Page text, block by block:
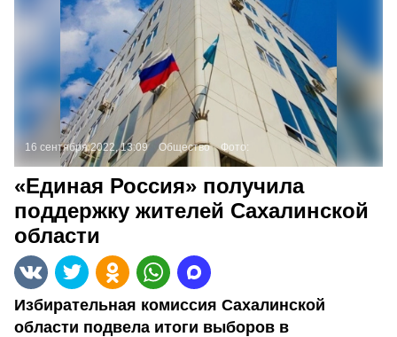
16 сентября 2022, 13:09 Общество Фото:
«Единая Россия» получила
поддержку жителей Сахалинской
области
Избирательная комиссия Сахалинской
области подвела итоги выборов в